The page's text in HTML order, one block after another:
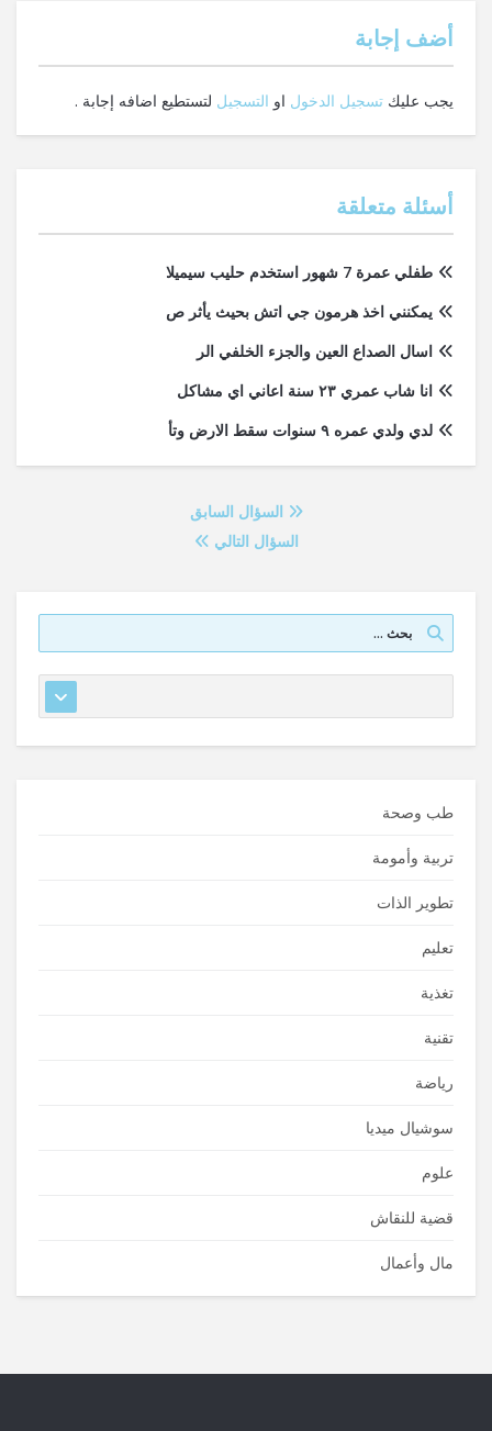
‫أضف إجابة
يجب عليك تسجيل الدخول او التسجيل لتستطيع اضافه إجابة .
أسئلة متعلقة
طفلي عمرة 7 شهور استخدم حليب سيميلا
يمكنني اخذ هرمون جي اتش بحيث يأثر ص
اسال الصداع العين والجزء الخلفي الر
انا شاب عمري ٢٣ سنة اعاني اي مشاكل
لدي ولدي عمره ٩ سنوات سقط الارض وتأ
السؤال السابق
السؤال التالي
طب وصحة
تربية وأمومة
تطوير الذات
تعليم
تغذية
تقنية
رياضة
سوشيال ميديا
علوم
قضية للنقاش
مال وأعمال